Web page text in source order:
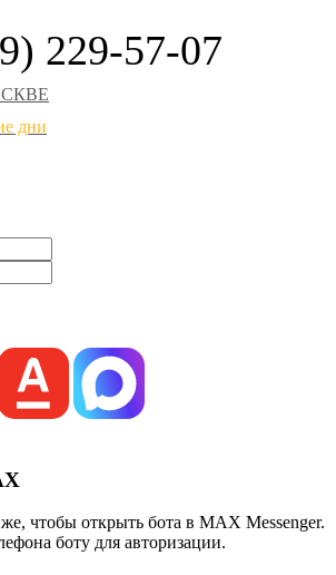
229-57-07
дни
чтобы открыть бота в MAX Messenger.
боту для авторизации.